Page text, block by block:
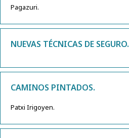
Pagazuri.
NUEVAS TÉCNICAS DE SEGURO.
CAMINOS PINTADOS.
Patxi Irigoyen.